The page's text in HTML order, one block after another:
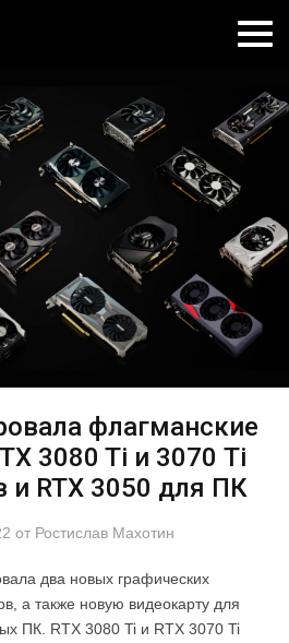
флагманские
3080 Ti и 3070 Ti
и RTX 3050 для ПК
от Ростислав Махотин
два новых графических
а также новую видеокарту для
ПК. RTX 3080 Ti и RTX 3070 Ti